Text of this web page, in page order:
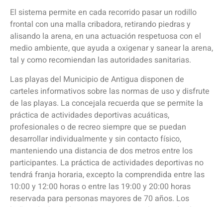
El sistema permite en cada recorrido pasar un rodillo
frontal con una malla cribadora, retirando piedras y
alisando la arena, en una actuación respetuosa con el
medio ambiente, que ayuda a oxigenar y sanear la arena,
tal y como recomiendan las autoridades sanitarias.
Las playas del Municipio de Antigua disponen de
carteles informativos sobre las normas de uso y disfrute
de las playas. La concejala recuerda que se permite la
práctica de actividades deportivas acuáticas,
profesionales o de recreo siempre que se puedan
desarrollar individualmente y sin contacto físico,
manteniendo una distancia de dos metros entre los
participantes. La práctica de actividades deportivas no
tendrá franja horaria, excepto la comprendida entre las
10:00 y 12:00 horas o entre las 19:00 y 20:00 horas
reservada para personas mayores de 70 años. Los